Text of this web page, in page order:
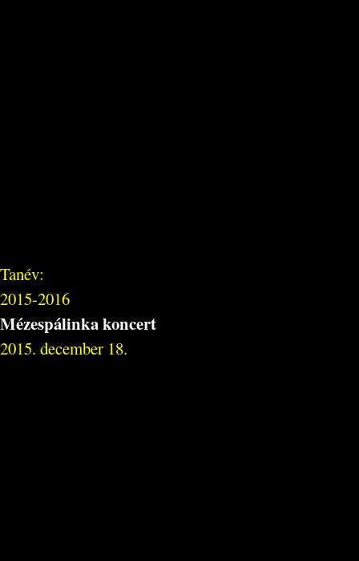
Tanév:
2015-2016
Mézespálinka koncert
2015. december 18.